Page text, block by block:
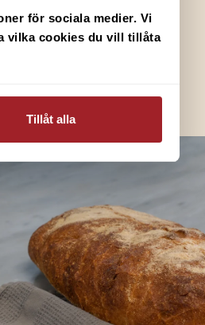
för sociala medier. Vi
vilka cookies du vill tillåta
Tillåt alla